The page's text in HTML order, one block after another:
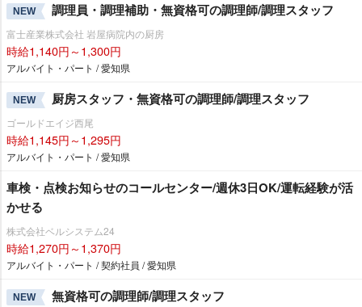
NEW 調理員・調理補助・無資格可の調理師/調理スタッフ
富士産業株式会社 岩屋病院内の厨房
時給1,140円～1,300円
アルバイト・パート / 愛知県
NEW 厨房スタッフ・無資格可の調理師/調理スタッフ
ゴールドエイジ西尾
時給1,145円～1,295円
アルバイト・パート / 愛知県
車検・点検お知らせのコールセンター/週休3日OK/運転経験が活
かせる
株式会社ベルシステム24
時給1,270円～1,370円
アルバイト・パート / 契約社員 / 愛知県
NEW 無資格可の調理師/調理スタッフ